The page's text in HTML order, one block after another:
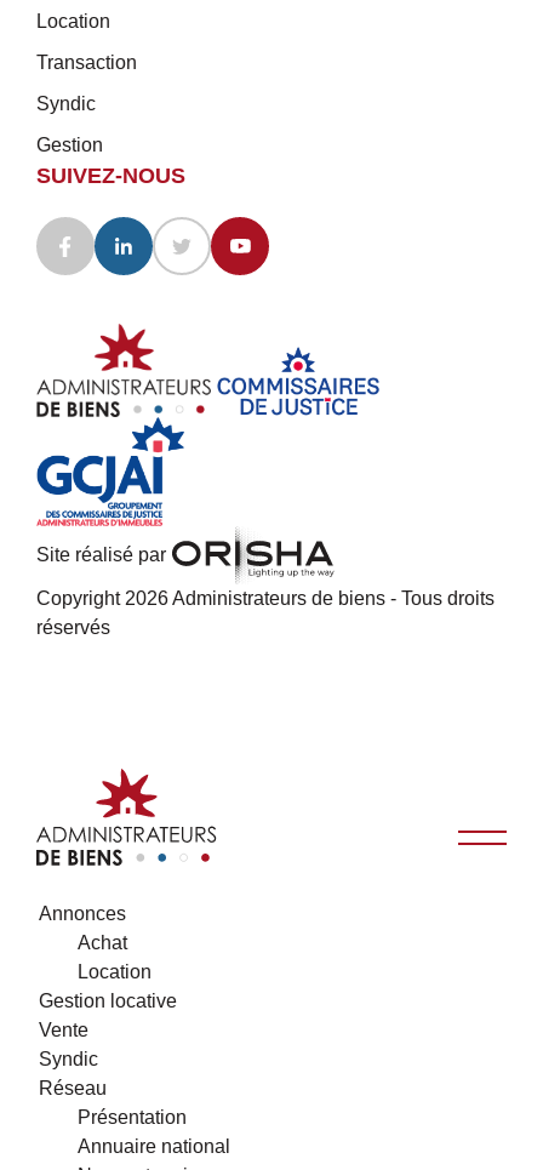
Location
Transaction
Syndic
Gestion
SUIVEZ-NOUS
Site réalisé par
Copyright 2026 Administrateurs de biens - Tous droits
réservés
Annonces
Achat
Location
Gestion locative
Vente
Syndic
Réseau
Présentation
Annuaire national